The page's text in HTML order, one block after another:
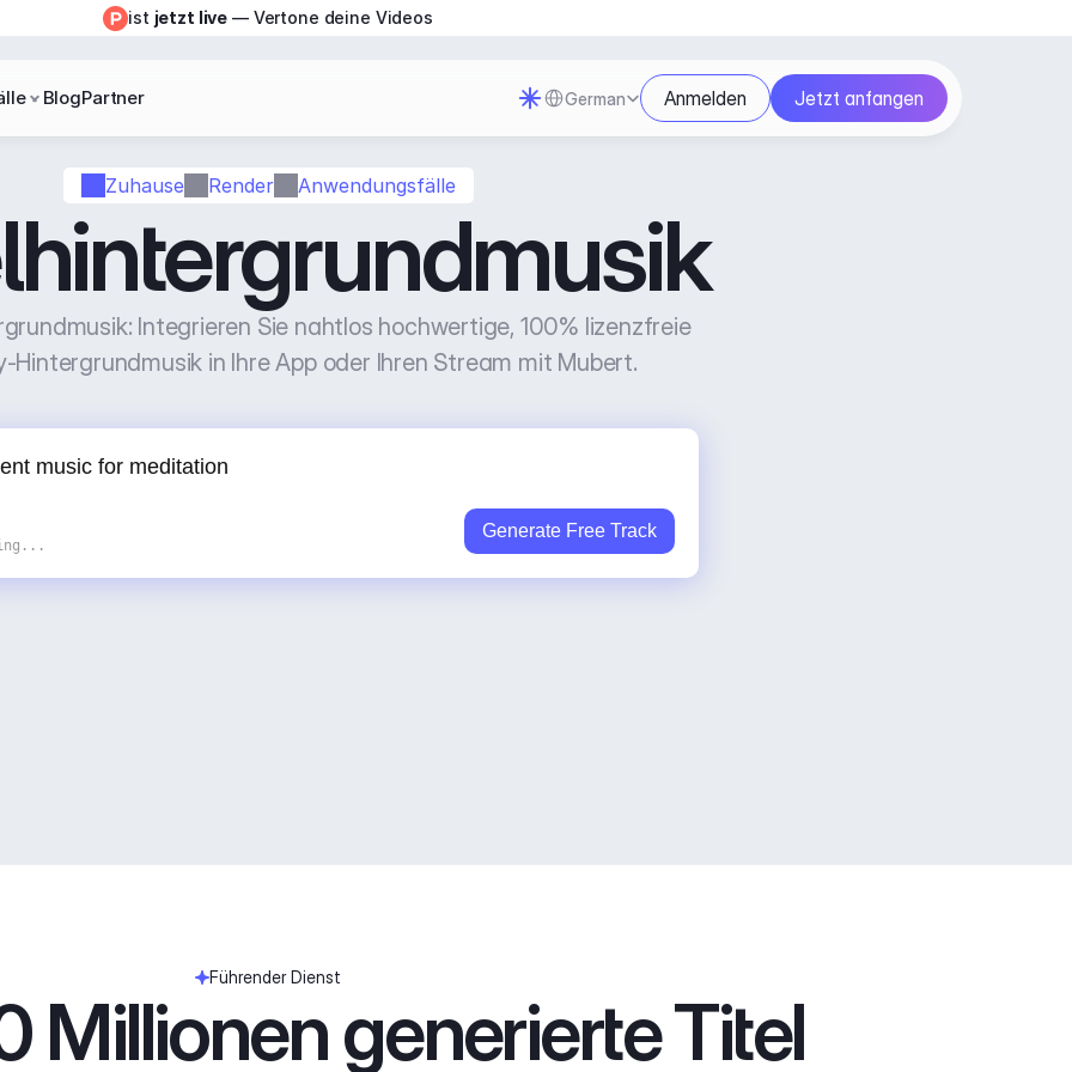
Zuhause Render Anwendungsfälle
Integrieren Sie nahtlos hochwertige, 100% lizenzfreie
Hintergrundmusik in Ihre App oder Ihren Stream mit Mubert.
Generate Free Track
Führender Dienst
Millionen generierte Titel
ist jetzt live — Vertone deine Videos
BlogPartner Select Language
German Anmelden Jetzt anfangen